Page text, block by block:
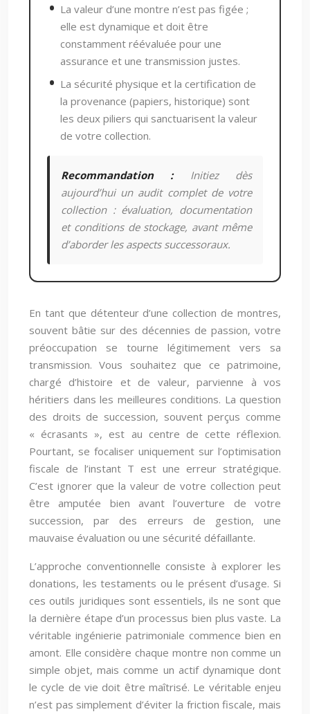
La valeur d’une montre n’est pas figée ;
elle est dynamique et doit être
constamment réévaluée pour une
assurance et une transmission justes.
La sécurité physique et la certification de
la provenance (papiers, historique) sont
les deux piliers qui sanctuarisent la valeur
de votre collection.
Recommandation :Initiez dès
aujourd’hui un audit complet de votre
collection : évaluation, documentation
et conditions de stockage, avant même
d’aborder les aspects successoraux.
En tant que détenteur d’une collection de montres,
souvent bâtie sur des décennies de passion, votre
préoccupation se tourne légitimement vers sa
transmission. Vous souhaitez que ce patrimoine,
chargé d’histoire et de valeur, parvienne à vos
héritiers dans les meilleures conditions. La question
des droits de succession, souvent perçus comme
« écrasants », est au centre de cette réflexion.
Pourtant, se focaliser uniquement sur l’optimisation
fiscale de l’instant T est une erreur stratégique.
C’est ignorer que la valeur de votre collection peut
être amputée bien avant l’ouverture de votre
succession, par des erreurs de gestion, une
mauvaise évaluation ou une sécurité défaillante.
L’approche conventionnelle consiste à explorer les
donations, les testaments ou le présent d’usage. Si
ces outils juridiques sont essentiels, ils ne sont que
la dernière étape d’un processus bien plus vaste. La
véritable ingénierie patrimoniale commence bien en
amont. Elle considère chaque montre non comme un
simple objet, mais comme un actif dynamique dont
le cycle de vie doit être maîtrisé. Le véritable enjeu
n’est pas simplement d’éviter la friction fiscale, mais